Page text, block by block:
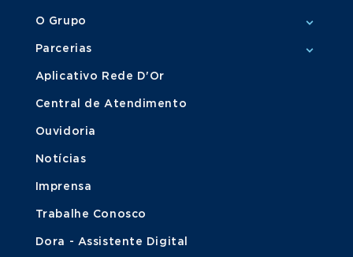
O Grupo
Parcerias
Aplicativo Rede D'Or
Central de Atendimento
Ouvidoria
Notícias
Imprensa
Trabalhe Conosco
Dora - Assistente Digital